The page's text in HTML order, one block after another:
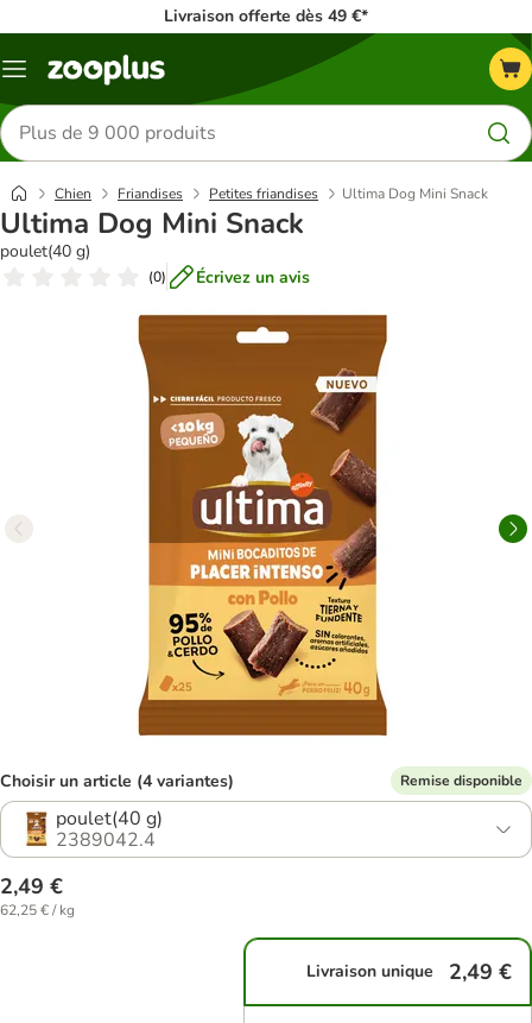
Livraison offerte dès 49 €*
Menu
Rechercher
des
produits
Chien Friandises Petites friandises Ultima Dog Mini Snack
Ultima Dog Mini Snack
poulet(40 g)
(0) Écrivez un avis
Choisir un article (4 variantes) Remise disponible
poulet(40 g)
2389042.4
2,49 €
62,25 € / kg
Livraison unique 2,49 €